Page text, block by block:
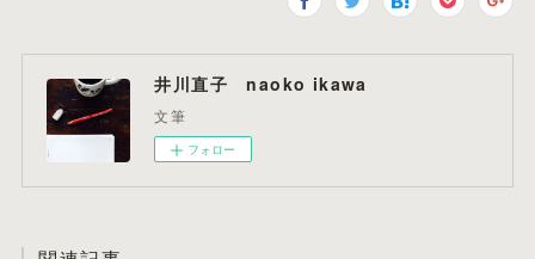
井川直子 naoko ikawa
文筆
フォロー